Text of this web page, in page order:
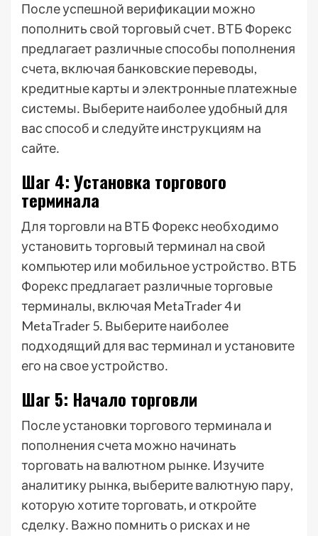
После успешной верификации можно
пополнить свой торговый счет․ ВТБ Форекс
предлагает различные способы пополнения
счета, включая банковские переводы,
кредитные карты и электронные платежные
системы․ Выберите наиболее удобный для
вас способ и следуйте инструкциям на
сайте․
Шаг 4: Установка торгового
терминала
Для торговли на ВТБ Форекс необходимо
установить торговый терминал на свой
компьютер или мобильное устройство․ ВТБ
Форекс предлагает различные торговые
терминалы, включая MetaTrader 4 и
MetaTrader 5․ Выберите наиболее
подходящий для вас терминал и установите
его на свое устройство․
Шаг 5: Начало торговли
После установки торгового терминала и
пополнения счета можно начинать
торговать на валютном рынке․ Изучите
аналитику рынка, выберите валютную пару,
которую хотите торговать, и откройте
сделку․ Важно помнить о рисках и не